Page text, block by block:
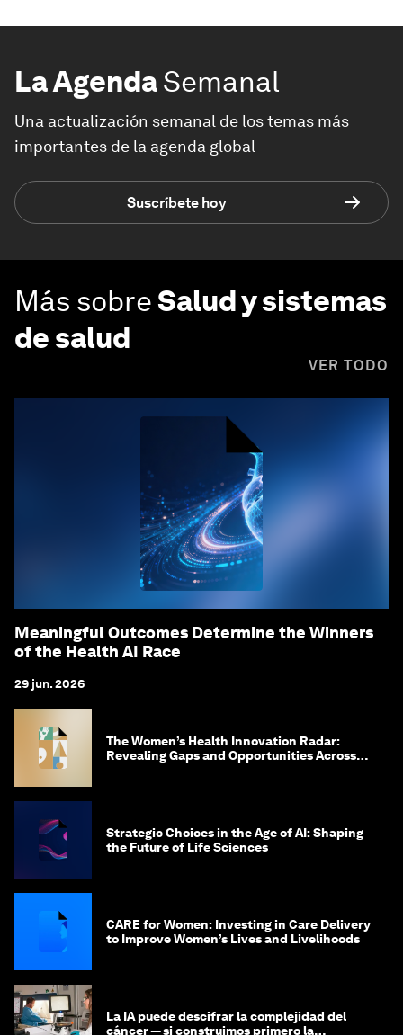
La AgendaSemanal
Una actualización semanal de los temas más
importantes de la agenda global
Suscríbete hoy
Más sobreSalud y sistemas
de salud
VER TODO
Meaningful Outcomes Determine the Winners
of the Health AI Race
29 jun. 2026
The Women’s Health Innovation Radar:
Revealing Gaps and Opportunities Across
Strategic Choices in the Age of AI: Shaping
the Future of Life Sciences
CARE for Women: Investing in Care Delivery
to Improve Women’s Lives and Livelihoods
La IA puede descifrar la complejidad del
cáncer — si construimos primero la